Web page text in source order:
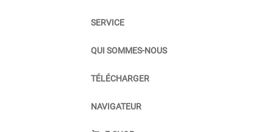
SERVICE
QUI SOMMES-NOUS
TÉLÉCHARGER
NAVIGATEUR